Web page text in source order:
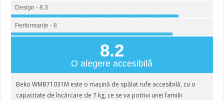
Design - 8.3
Performanțe - 8
8.2
O alegere accesibilă
Beko WMB71031M este o mașină de spălat rufe accesibilă, cu o
capacitate de încărcare de 7 kg, ce se va potrivi unei familii